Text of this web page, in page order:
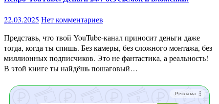
22.03.2025 Нет комментариев
Представь, что твой YouTube-канал приносит деньги даже
тогда, когда ты спишь. Без камеры, без сложного монтажа, без
миллионных подписчиков. Это не фантастика, а реальность!
В этой книге ты найдёшь пошаговый…
Реклама